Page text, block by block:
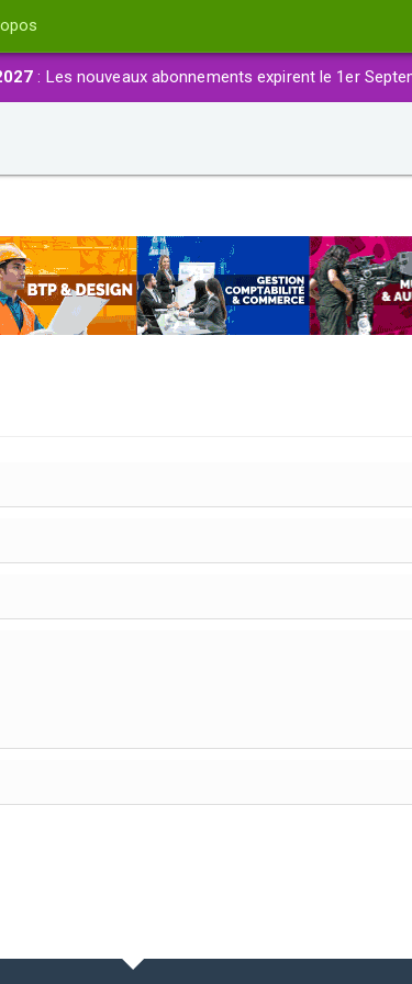
: Les nouveaux abonnements expirent le 1er